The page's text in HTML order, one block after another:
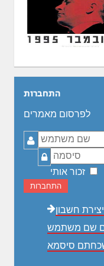
התחברות
לפרסום מאמרים
שם
משתמש
סיסמה
זכור אותי
התחברות
יצירת חשבון